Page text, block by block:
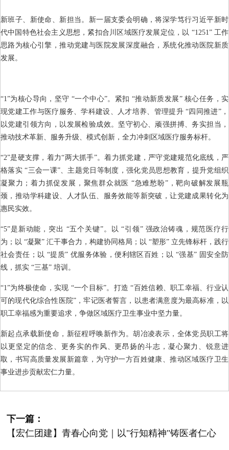
新班子、新使命、新担当。新一届支委会明确，将深学笃行习近平新时
代中国特色社会主义思想，紧扣合川区域医疗发展定位，以 “1251” 工作
思路为核心引擎，推动党建与医院发展深度融合，系统化推动医院新质
发展。
“1”为核心导向，坚守 “一个中心”。紧扣 “推动新质发展” 核心任务，实
现党建工作与医疗服务、学科建设、人才培养、管理提升 “四同推进”，
以党建引领方向，以发展检验成效。坚守初心、顽强拼搏、务实担当，
推动技术革新、服务升级、模式创新，全力冲刺区域医疗服务标杆。
“2”是硬支撑，着力“两大抓手”。着力抓党建，严守党建规范化底线，严
格落实 “三会一课”、主题党日等制度，强化党员思想教育，提升党组织
凝聚力；着力抓促发展，聚焦群众就医 “急难愁盼”，靶向破解发展瓶
颈，推动学科建设、人才队伍、服务效能等新突破，让党建成果转化为
惠民实效。
“5”是新动能，突出 “五个关键”。以 “引领” 强政治铸魂，规范医疗行
为；以 “凝聚” 汇干事合力，构建协同格局；以 “塑形” 立先锋标杆，践行
社会责任；以 “提质” 优服务体验，便利辖区百姓；以 “强基” 固安全防
线，抓实 “三基” 培训。
“1”为终极使命，实现 “一个目标”。打造 “百姓信赖、职工幸福、行业认
可的现代化综合性医院”，牢记医者誓言，以患者满意度为最高标准，以
职工幸福感为重要追求，争做区域医疗卫生事业中坚力量。
新起点承载新使命，新征程呼唤新作为。胡冶凌表示，全体党员职工将
以更坚定的信念、更务实的作风、更昂扬的斗志，凝心聚力、锐意进
取，书写高质量发展新篇章，为守护一方百姓健康、推动区域医疗卫生
事业进步贡献宏仁力量。
下一篇：
【宏仁团建】青春心向党｜以"行知精神"铸医者仁心